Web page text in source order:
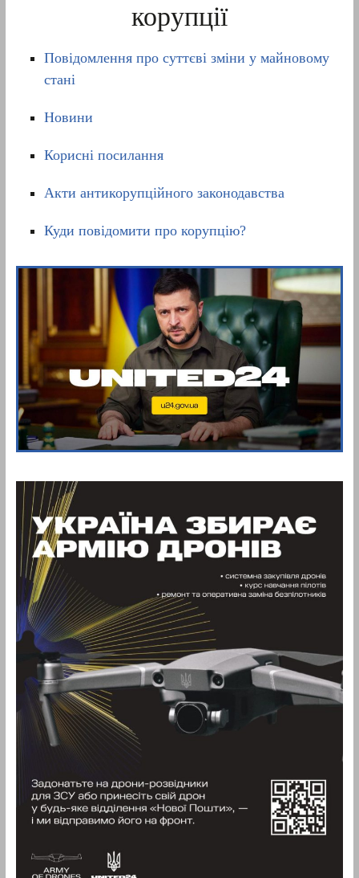
корупції
Повідомлення про суттєві зміни у майновому
стані
Новини
Корисні посилання
Акти антикорупційного законодавства
Куди повідомити про корупцію?